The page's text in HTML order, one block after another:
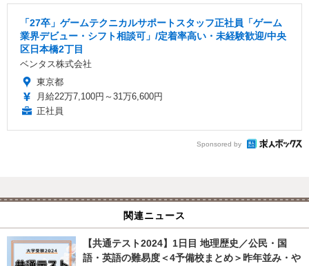
「27卒」ゲームテクニカルサポートスタッフ正社員「ゲーム
業界デビュー・シフト相談可」/定着率高い・未経験歓迎/中央
区日本橋2丁目
ベンタス株式会社
東京都
月給22万7,100円～31万6,600円
正社員
Sponsored by
関連ニュース
【共通テスト2024】1日目 地理歴史／公民・国
語・英語の難易度＜4予備校まとめ＞昨年並み・や